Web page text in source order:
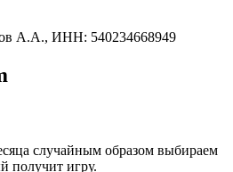
А.А., ИНН: 540234668949
случайным образом выбираем
получит игру.